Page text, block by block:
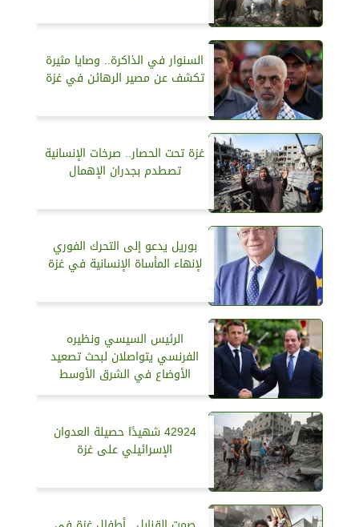
السنوار في الذاكرة.. وصايا مثيرة
تكشف عن مصير الرهائن في غزة
غزة تحت الحصار.. صرخات الإنسانية
تصطدم بجدران الإهمال
بوريل يدعو إلى التحرك الفوري
لإنهاء المأساة الإنسانية في غزة
الرئيس السيسي ونظيره
الفرنسي يتواصلان لبحث تصعيد
الأوضاع في الشرق الأوسط
42924 شهيدًا حصيلة العدوان
الإسرائيلي على غزة